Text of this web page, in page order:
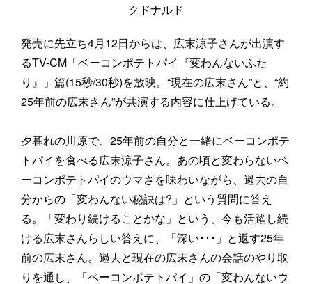
クドナルド
発売に先立ち4月12日からは、広末涼子さんが出演す
るTV-CM「ベーコンポテトパイ『変わんないふた
り』」篇(15秒/30秒)を放映。“現在の広末さん”と、“約
25年前の広末さん”が共演する内容に仕上げている。
夕暮れの川原で、25年前の自分と一緒にベーコンポテ
トパイを食べる広末涼子さん。あの頃と変わらないベ
ーコンポテトパイのウマさを味わいながら、過去の自
分からの「変わんない秘訣は?」という質問に答え
る。「変わり続けることかな」という、今も活躍し続
ける広末さんらしい答えに、「深い･･･」と返す25年
前の広末さん。過去と現在の広末さんの会話のやり取
りを通し、「ベーコンポテトパイ」の「変わんないウ